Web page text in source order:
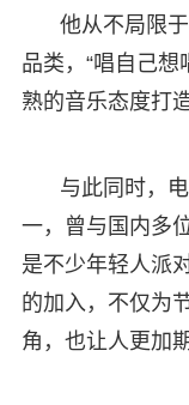
他从不局限
品类，“唱自己
熟的音乐态度打
与此同时，
一，曾与国内多
是不少年轻人派
的加入，不仅为
角，也让人更加